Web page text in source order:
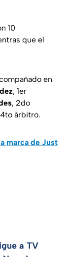
10
que el
en
, 1er
, 2do
árbitro.
marca de Just
a TV